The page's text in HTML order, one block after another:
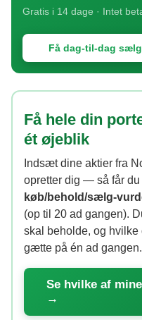
Gratis i 14 dage · Intet
Få dag-til-dag
Få hele din
ét øjeblik
Indsæt dine aktier fra
opretter dig — så får du
køb/behold/sælg-
(op til 20 ad gangen).
skal beholde, og
gætte på én ad gangen.
Se hvilke af
→